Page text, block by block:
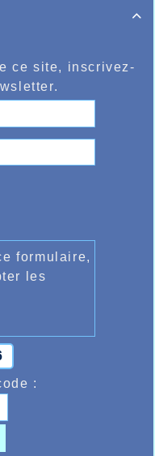
ville dimanche
la participation
faut plus qu’une
à cette fête
le lustre de sa

ce site, inscrivez-
formulaire,
les
: